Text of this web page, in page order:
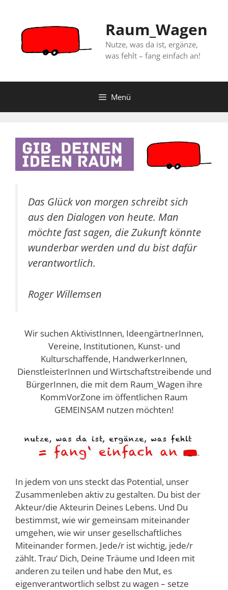
springen
Raum_Wagen
Nutze, was da ist, ergänze,
was fehlt – fang einfach an!
Menü
Das Glück von morgen schreibt sich
aus den Dialogen von heute. Man
möchte fast sagen, die Zukunft könnte
wunderbar werden und du bist dafür
verantwortlich.
Roger Willemsen
Wir suchen AktivistInnen, IdeengärtnerInnen,
Vereine, Institutionen, Kunst- und
Kulturschaffende, HandwerkerInnen,
DienstleisterInnen und Wirtschaftstreibende und
BürgerInnen, die mit dem Raum_Wagen ihre
KommVorZone im öffentlichen Raum
GEMEINSAM nutzen möchten!
In jedem von uns steckt das Potential, unser
Zusammenleben aktiv zu gestalten. Du bist der
Akteur/die Akteurin Deines Lebens. Und Du
bestimmst, wie wir gemeinsam miteinander
umgehen, wie wir unser gesellschaftliches
Miteinander formen. Jede/r ist wichtig, jede/r
zählt. Trau‘ Dich, Deine Träume und Ideen mit
anderen zu teilen und habe den Mut, es
eigenverantwortlich selbst zu wagen – setze